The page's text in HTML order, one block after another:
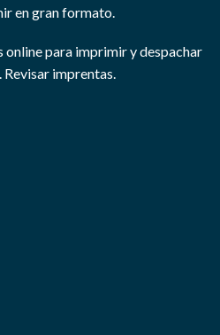
en gran formato.
para imprimir y despachar
Revisar imprentas.